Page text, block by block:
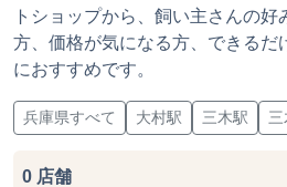
トショップから、飼い主さんの
方、価格が気になる方、できるだ
におすすめです。
兵庫県すべて 大村駅 三木駅
0 店舗